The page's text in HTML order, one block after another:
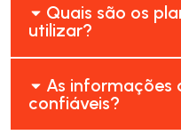
Quais são os
utilizar?
As informações
confiáveis?